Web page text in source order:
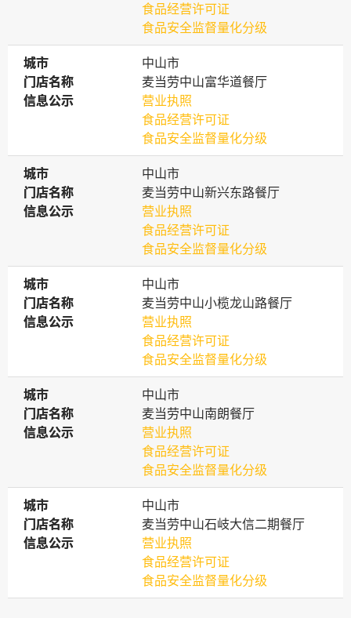
食品经营许可证
食品安全监督量化分级
城市
城市
中山市
门店名称
门店名称
麦当劳中山富华道餐厅
信息公示
信息公示
营业执照
食品经营许可证
食品安全监督量化分级
城市
城市
中山市
门店名称
门店名称
麦当劳中山新兴东路餐厅
信息公示
信息公示
营业执照
食品经营许可证
食品安全监督量化分级
城市
城市
中山市
门店名称
门店名称
麦当劳中山小榄龙山路餐厅
信息公示
信息公示
营业执照
食品经营许可证
食品安全监督量化分级
城市
城市
中山市
门店名称
门店名称
麦当劳中山南朗餐厅
信息公示
信息公示
营业执照
食品经营许可证
食品安全监督量化分级
城市
城市
中山市
门店名称
门店名称
麦当劳中山石岐大信二期餐厅
信息公示
信息公示
营业执照
食品经营许可证
食品安全监督量化分级